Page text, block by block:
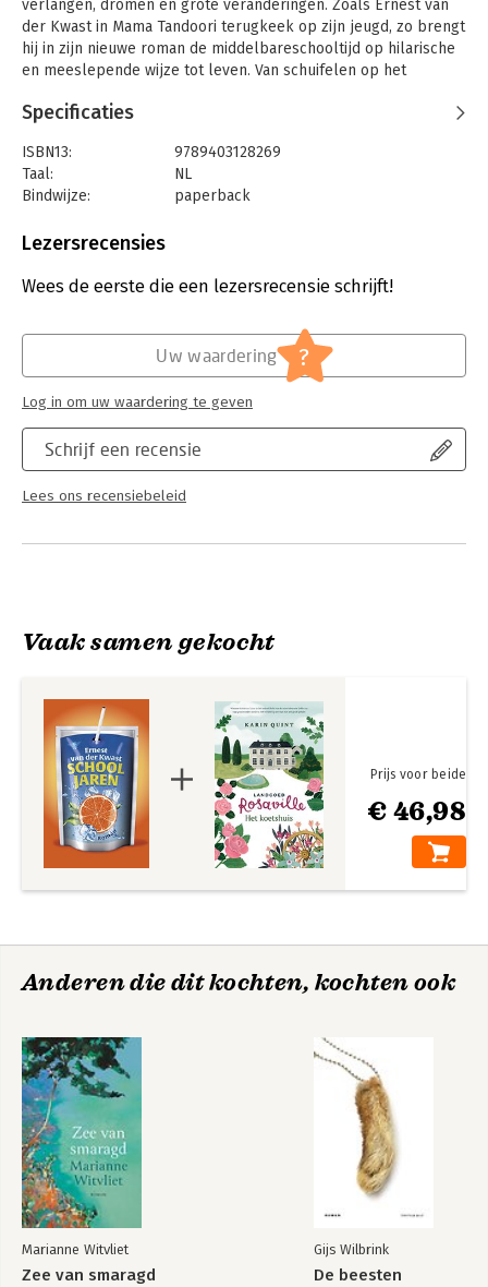
verlangen, dromen en grote veranderingen. Zoals Ernest van
der Kwast in Mama Tandoori terugkeek op zijn jeugd, zo brengt
hij in zijn nieuwe roman de middelbareschooltijd op hilarische
en meeslepende wijze tot leven. Van schuifelen op het
docenten tot vieze vaders, van eerste zoen tot eindexamen.
Bij de verwarming in de hal van hun school staan Ashraf,
Mohamed, Dave, Erinç en de naamloze verteller. Ze drinken
Capri-Sun, bespreken de benen van mevrouw Taconis en
jongensleven. Een boek vol humor en herkenning, ontroering
Specificaties
ISBN13:
9789403128269
Taal:
NL
Bindwijze:
paperback
Uitgever:
Verschijningsdatum:
7-5-2026
Literatuur en romans
Lezersrecensies
Wees de eerste die een lezersrecensie schrijft!
Schrijf een recensie
Lees ons recensiebeleid
Uw waardering ?
Log in om uw waardering te geven
Vaak samen gekocht
€ 46,98
Prijs voor beide
Anderen die dit kochten, kochten ook
Marianne Witvliet
Zee van smaragd
Gijs Wilbrink
De beesten